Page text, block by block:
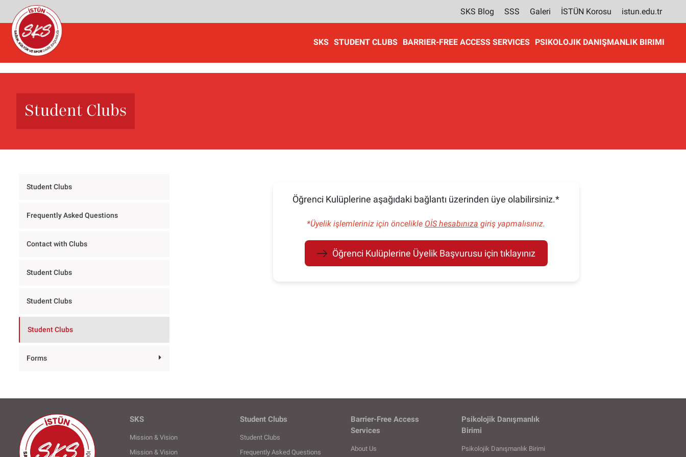
SKS Blog SSS Galeri İSTÜN Korosu istun.edu.tr
SKS STUDENT CLUBS BARRIER-FREE ACCESS SERVICES PSIKOLOJIK DANIŞMANLIK BIRIMI
Student Clubs
Student Clubs
Frequently Asked Questions
Contact with Clubs
Student Clubs
Student Clubs
Student Clubs
Forms
Öğrenci Kulüplerine aşağıdaki bağlantı üzerinden üye olabilirsiniz.*
*Üyelik işlemleriniz için öncelikle OİS hesabınıza giriş yapmalısınız.
Öğrenci Kulüplerine Üyelik Başvurusu için tıklayınız
SKS
Mission & Vision
Mission & Vision
Student Clubs
Student Clubs
Frequently Asked Questions
Barrier-Free Access
Services
About Us
Psikolojik Danışmanlık
Birimi
Psikolojik Danışmanlık Birimi